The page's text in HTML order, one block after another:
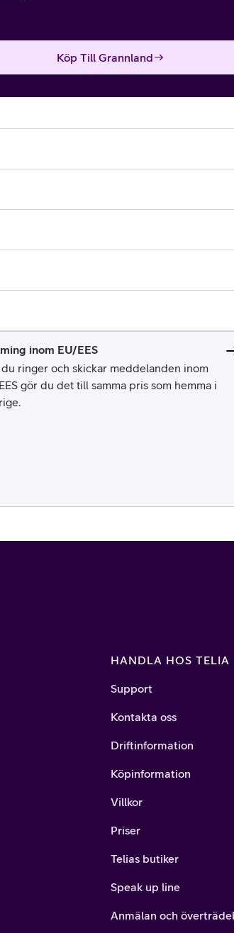
Köp Till Grannland
inom EU/EES
du ringer och skickar meddelanden inom
gör du det till samma pris som hemma i
HANDLA HOS TELIA
Support
Kontakta oss
Driftinformation
Köpinformation
Villkor
Priser
Telias butiker
Speak up line
Anmälan och